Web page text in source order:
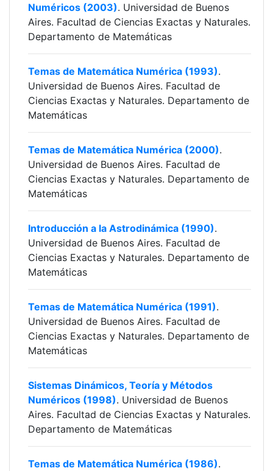
Numéricos (2003). Universidad de Buenos
Aires. Facultad de Ciencias Exactas y Naturales.
Departamento de Matemáticas
Temas de Matemática Numérica (1993).
Universidad de Buenos Aires. Facultad de
Ciencias Exactas y Naturales. Departamento de
Matemáticas
Temas de Matemática Numérica (2000).
Universidad de Buenos Aires. Facultad de
Ciencias Exactas y Naturales. Departamento de
Matemáticas
Introducción a la Astrodinámica (1990).
Universidad de Buenos Aires. Facultad de
Ciencias Exactas y Naturales. Departamento de
Matemáticas
Temas de Matemática Numérica (1991).
Universidad de Buenos Aires. Facultad de
Ciencias Exactas y Naturales. Departamento de
Matemáticas
Sistemas Dinámicos, Teoría y Métodos
Numéricos (1998). Universidad de Buenos
Aires. Facultad de Ciencias Exactas y Naturales.
Departamento de Matemáticas
Temas de Matemática Numérica (1986).